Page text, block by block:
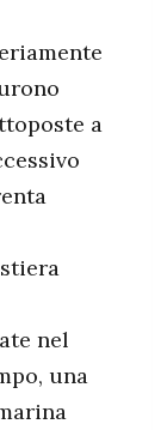
a
nel
una